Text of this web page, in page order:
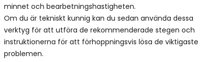
minnet och bearbetningshastigheten.
Om du är tekniskt kunnig kan du sedan använda dessa
verktyg för att utföra de rekommenderade stegen och
instruktionerna för att förhoppningsvis lösa de viktigaste
problemen.